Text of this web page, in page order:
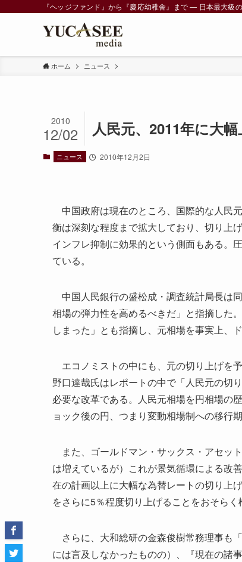
『ヘッジファンド』から『慶応幼稚舎』まで ― 日本最大級
ホーム ニュース
人民元、2011年に大
2010
12/02
ニュース 2010年12月2日
中国政府は現在のところ、国際的な人民
衡は深刻な程度まで拡大しており、切り上
インフレ抑制に効果的という側面もある。
ている。
中国人民銀行の盛松成・調査統計局長は
相場の弾力性を高めるべきだ」と指摘した
しまった」とも指摘し、元相場を事実上、
エコノミストの中にも、元の切り上げを
野口達哉氏はレポートの中で「人民元の切
必要な改革である。人民元相場を円相場の
ョック後の円、つまり変動相場制への移行
また、ゴールドマン・サックス・アセッ
は増えているが）これが景気循環による改
在の計画以上に大幅な為替レートの切り上
をさらに5％程度切り上げることをおそらく
さらに、大和総研の金森俊樹常務理事も
には言及しなかったものの）、『現在の諸